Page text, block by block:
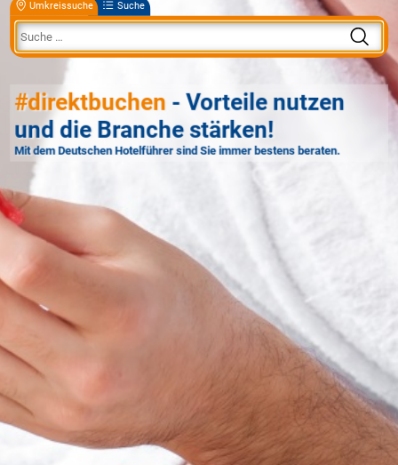
Umkreissuche Suche
#direktbuchen - Vorteile nutzen
und die Branche stärken!
Mit dem Deutschen Hotelführer sind Sie immer bestens beraten.